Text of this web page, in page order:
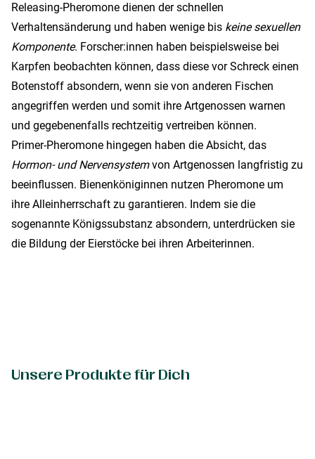
Releasing-Pheromone dienen der schnellen
Verhaltensänderung und haben wenige bis keine sexuellen
Komponente. Forscher:innen haben beispielsweise bei
Karpfen beobachten können, dass diese vor Schreck einen
Botenstoff absondern, wenn sie von anderen Fischen
angegriffen werden und somit ihre Artgenossen warnen
und gegebenenfalls rechtzeitig vertreiben können.
Primer-Pheromone hingegen haben die Absicht, das
Hormon- und Nervensystemvon Artgenossen langfristig zu
beeinflussen. Bienenköniginnen nutzen Pheromone um
ihre Alleinherrschaft zu garantieren. Indem sie die
sogenannte Königssubstanz absondern, unterdrücken sie
die Bildung der Eierstöcke bei ihren Arbeiterinnen.
Unsere Produkte für Dich